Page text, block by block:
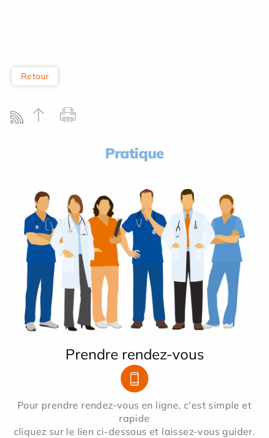
Retour
Pratique
Prendre rendez-vous
Pour prendre rendez-vous en ligne, c'est simple et
rapide
cliquez sur le lien ci-dessous et laissez-vous guider.